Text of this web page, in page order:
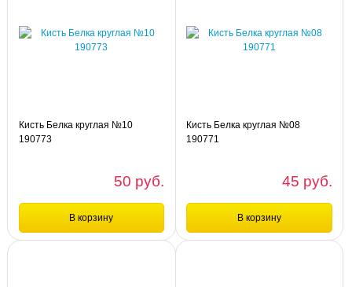
Кисть ПОНИ круглая №06 НИЛ
Кисть ПОНИ круглая №03 НИЛ
Кисть Белка круглая №10
190773
50 руб.
В корзину
Кисть Белка круглая №08
190771
45 руб.
В корзину